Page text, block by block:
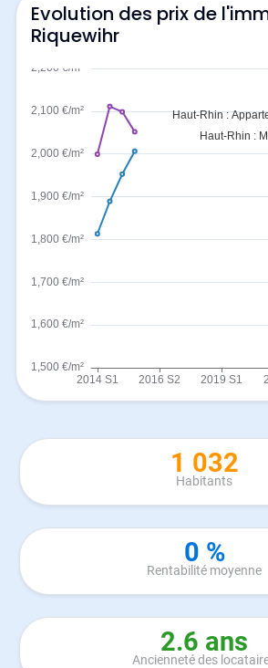
Evolution des prix de
Riquewihr
1 032
Habitants
0 %
Rentabilité moyenne
2.6 ans
Ancienneté des